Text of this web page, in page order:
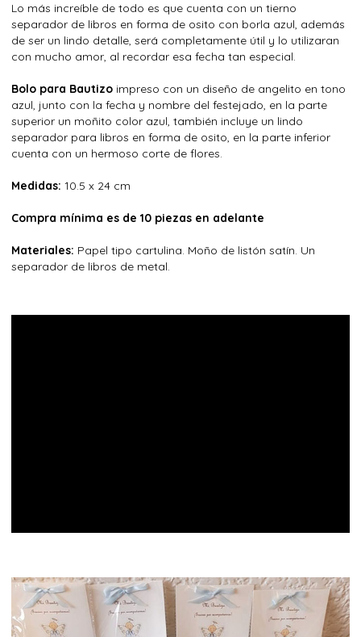
Lo más increíble de todo es que cuenta con un tierno
separador de libros en forma de osito con borla azul, además
de ser un lindo detalle, será completamente útil y lo utilizaran
con mucho amor, al recordar esa fecha tan especial.
Bolo para Bautizo impreso con un diseño de angelito en tono
azul, junto con la fecha y nombre del festejado, en la parte
superior un moñito color azul, también incluye un lindo
separador para libros en forma de osito, en la parte inferior
cuenta con un hermoso corte de flores.
Medidas: 10.5 x 24 cm
Compra mínima es de 10 piezas en adelante
Materiales: Papel tipo cartulina. Moño de listón satín. Un
separador de libros de metal.